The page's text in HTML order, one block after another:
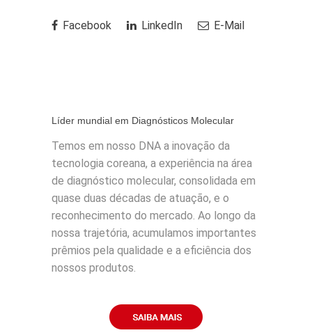
Facebook LinkedIn E-Mail
Líder mundial em Diagnósticos Molecular
Temos em nosso DNA a inovação da
tecnologia coreana, a experiência na área
de diagnóstico molecular, consolidada em
quase duas décadas de atuação, e o
reconhecimento do mercado. Ao longo da
nossa trajetória, acumulamos importantes
prêmios pela qualidade e a eficiência dos
nossos produtos.